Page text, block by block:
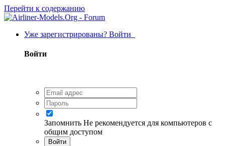
Перейти к содержанию
Уже зарегистрированы? Войти
Войти
Запомнить Не рекомендуется для компьютеров с
общим доступом
Войти